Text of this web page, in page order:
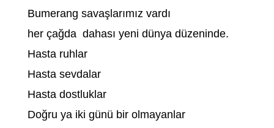
Bumerang savaşlarımız vardı
her çağda dahası yeni dünya düzeninde.
Hasta ruhlar
Hasta sevdalar
Hasta dostluklar
Doğru ya iki günü bir olmayanlar